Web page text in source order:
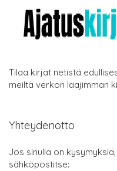
Tilaa kirjat netistä
meiltä verkon laajimman
Yhteydenotto
Jos sinulla on
sähköpostitse: